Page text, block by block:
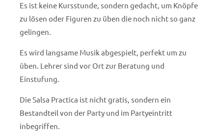
Es ist keine Kursstunde, sondern gedacht, um Knöpfe
zu lösen oder Figuren zu üben die noch nicht so ganz
gelingen.
Es wird langsame Musik abgespielt, perfekt um zu
üben. Lehrer sind vor Ort zur Beratung und
Einstufung.
Die Salsa Practica ist nicht gratis, sondern ein
Bestandteil von der Party und im Partyeintritt
inbegriffen.